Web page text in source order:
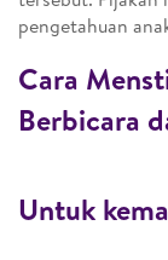
pengetahuan
Cara
Berbicara
Untuk